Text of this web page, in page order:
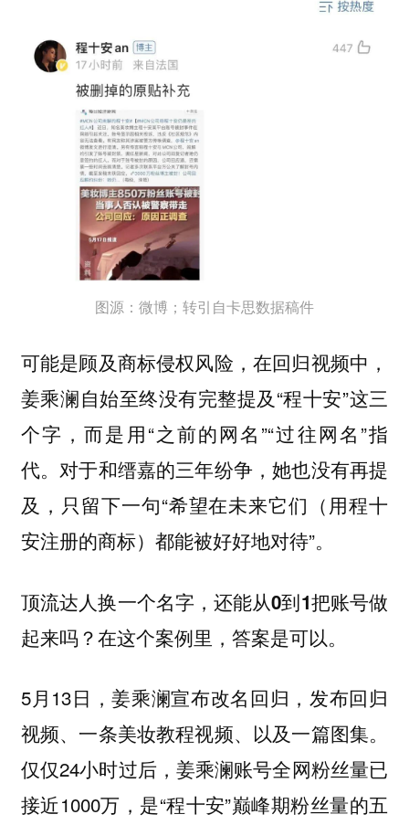
图源：微博；转引自卡思数据稿件
可能是顾及商标侵权风险，在回归视频中，
姜乘澜自始至终没有完整提及“程十安”这三
个字，而是用“之前的网名”“过往网名”指
代。对于和缙嘉的三年纷争，她也没有再提
及，只留下一句“希望在未来它们（用程十
安注册的商标）都能被好好地对待”。
顶流达人换一个名字，还能从0到1把账号做
起来吗？在这个案例里，答案是可以。
5月13日，姜乘澜宣布改名回归，发布回归
视频、一条美妆教程视频、以及一篇图集。
仅仅24小时过后，姜乘澜账号全网粉丝量已
接近1000万，是“程十安”巅峰期粉丝量的五